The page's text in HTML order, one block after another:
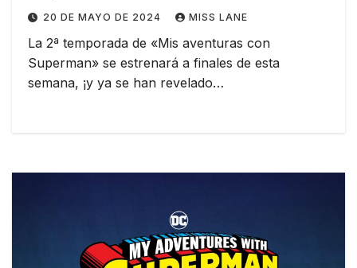
20 DE MAYO DE 2024 MISS LANE
La 2ª temporada de «Mis aventuras con
Superman» se estrenará a finales de esta
semana, ¡y ya se han revelado…